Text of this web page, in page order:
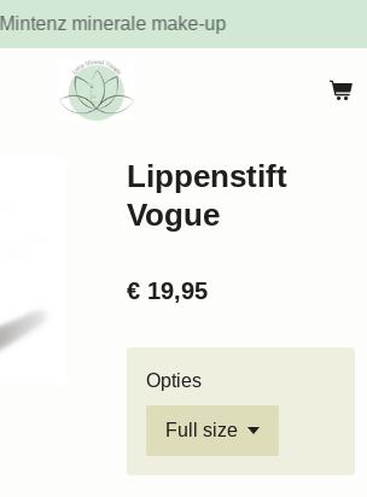
Mintenz minerale make-up
Lippenstift
Vogue
€ 19,95
Opties